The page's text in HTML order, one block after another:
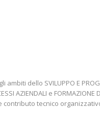
dello SVILUPPO E
AZIENDALI e
tecnico